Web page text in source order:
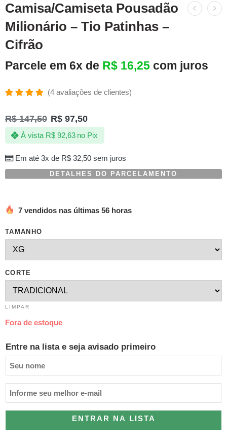
Camisa/Camiseta Pousadão
Milionário – Tio Patinhas –
Cifrão
Parcele em 6x de R$ 16,25 com juros
5.00de 5,
com
baseado
em
de
clientes
(4avaliações de clientes)
R$147,50 R$ 97,50
Em até 3x de R$32,50sem juros
À vista R$92,63 no Pix
DETALHES DO PARCELAMENTO
7 vendidos nas últimas 56 horas
TAMANHO
CORTE
LIMPAR
Fora de estoque
Entre na lista e seja avisado primeiro
ENTRAR NA LISTA